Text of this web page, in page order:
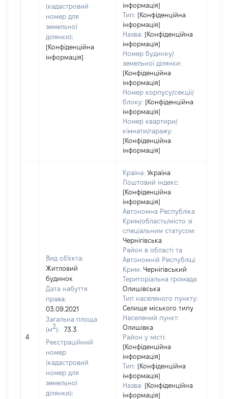
(кадастровий
номер для
земельної
ділянки):
[Конфіденційна
інформація]
інформація]
Тип: [Конфіденційна
інформація]
Назва: [Конфіденційна
інформація]
Номер будинку/
земельної ділянки:
[Конфіденційна
інформація]
Номер корпусу/секції/
блоку: [Конфіденційна
інформація]
Номер квартири/
кімнати/гаражу:
[Конфіденційна
інформація]
4
Вид об'єкта:
Житловий
будинок
Дата набуття
права:
03.09.2021
Загальна площа
(м2):
73.3
Реєстраційний
номер
(кадастровий
номер для
земельної
ділянки):
Країна: Україна
Поштовий індекс:
[Конфіденційна
інформація]
Автономна Республіка
Крим/область/місто зі
спеціальним статусом:
Чернігівська
Район в області та
Автономній Республіці
Крим: Чернігівський
Територіальна громада:
Олишівська
Тип населеного пункту:
Селище міського типу
Населений пункт:
Олишівка
Район у місті:
[Конфіденційна
інформація]
Тип: [Конфіденційна
інформація]
Назва: [Конфіденційна
інформація]